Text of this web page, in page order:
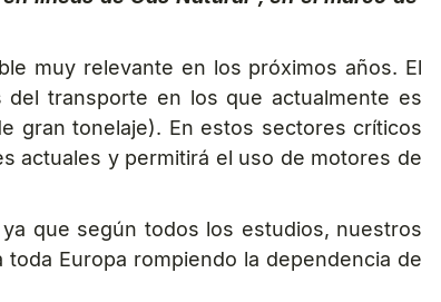
muy relevante en los próximos años. El
transporte en los que actualmente es
gran tonelaje). En estos sectores críticos
actuales y permitirá el uso de motores de
que según todos los estudios, nuestros
Europa rompiendo la dependencia de